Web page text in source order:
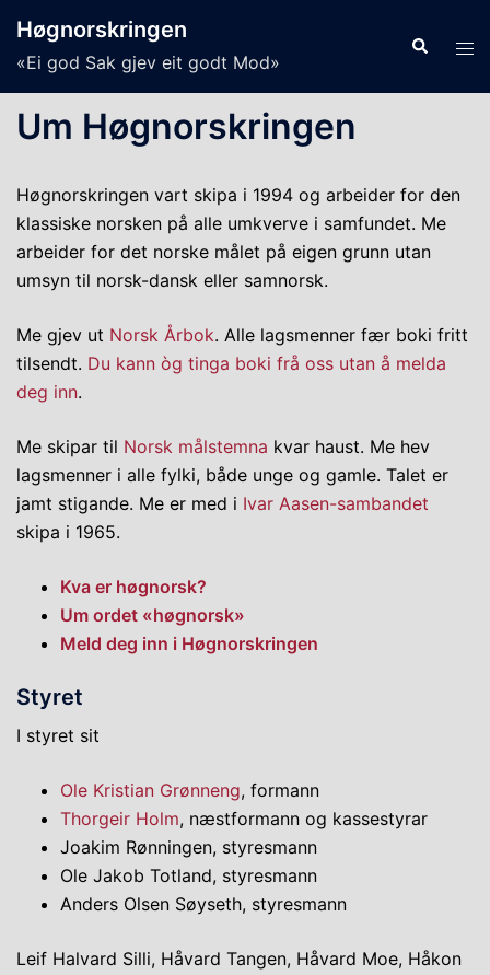
content
Høgnorskringen
«Ei god Sak gjev eit godt Mod»
Search
Um Høgnorskringen
Høgnorskringen vart skipa i 1994 og arbeider for den
klassiske norsken på alle umkverve i samfundet. Me
arbeider for det norske målet på eigen grunn utan
umsyn til norsk-dansk eller samnorsk.
Me gjev ut Norsk Årbok. Alle lagsmenner fær boki fritt
tilsendt. Du kann òg tinga boki frå oss utan å melda
deg inn.
Me skipar til Norsk målstemna kvar haust. Me hev
lagsmenner i alle fylki, både unge og gamle. Talet er
jamt stigande. Me er med i Ivar Aasen-sambandet
skipa i 1965.
Kva er høgnorsk?
Um ordet «høgnorsk»
Meld deg inn i Høgnorskringen
Styret
I styret sit
Ole Kristian Grønneng, formann
Thorgeir Holm, næstformann og kassestyrar
Joakim Rønningen, styresmann
Ole Jakob Totland, styresmann
Anders Olsen Søyseth, styresmann
Leif Halvard Silli, Håvard Tangen, Håvard Moe, Håkon